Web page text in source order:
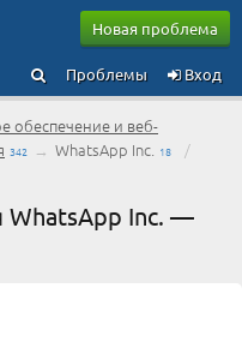
Новая проблема
Вход
Проблемы
обеспечение и веб-
342 → WhatsApp Inc. 18
/
Inc. —